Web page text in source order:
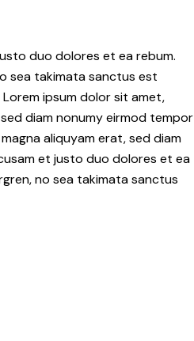
duo dolores et ea rebum.
sea takimata sanctus est
ipsum dolor sit amet,
diam nonumy eirmod tempor
aliquyam erat, sed diam
et justo duo dolores et ea
no sea takimata sanctus